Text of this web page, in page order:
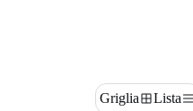
Griglia Lista